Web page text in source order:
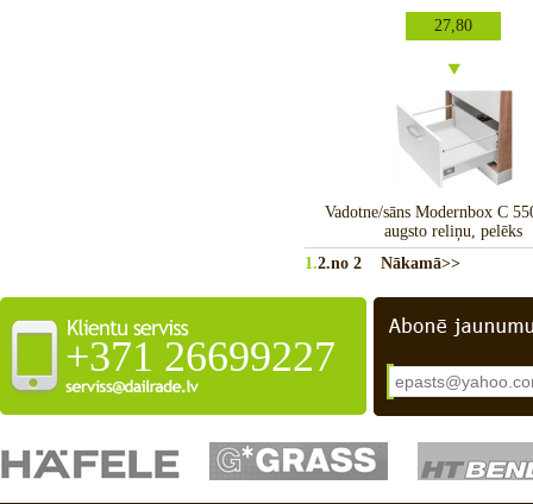
27,80
Vadotne/sāns Modernbox C
augsto reliņu, pelēks
1.2.no 2 Nākamā>>
+371 26699227